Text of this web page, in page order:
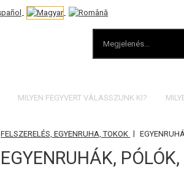
MILYEN FEGYVERT VÁLASSZUNK KI?
FELSZERELÉS, EGYENRUHA, TOKOK |
EGYENRUHÁK,